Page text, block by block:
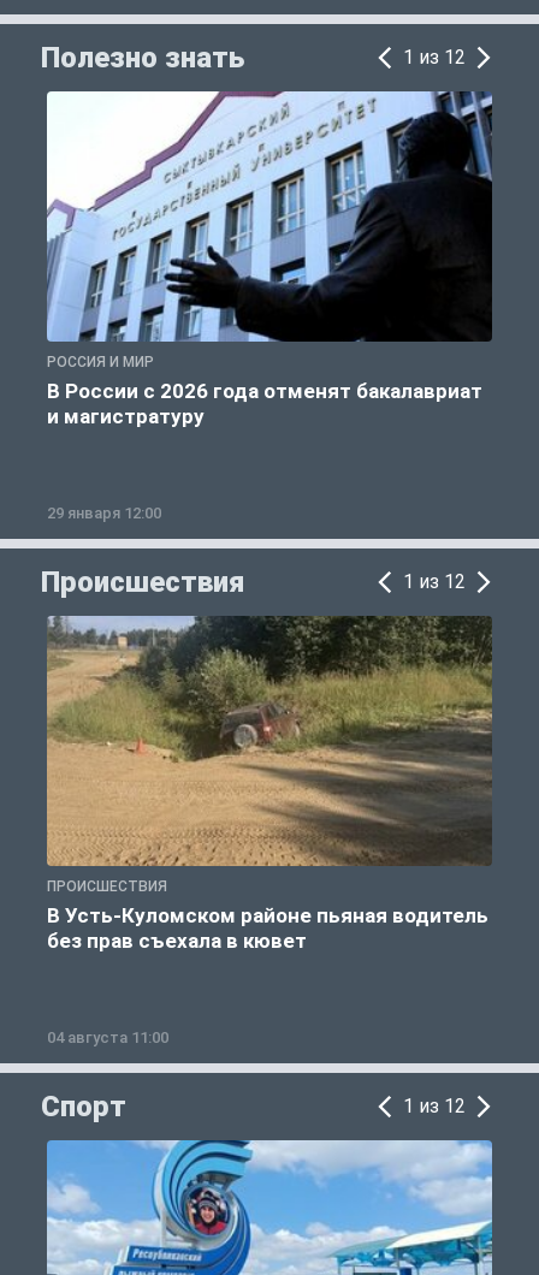
Полезно знать 1 из 12
РОССИЯ И МИР
В России с 2026 года отменят бакалавриат
и магистратуру
29 января 12:00
Происшествия 1 из 12
ПРОИСШЕСТВИЯ
В Усть-Куломском районе пьяная водитель
без прав съехала в кювет
04 августа 11:00
Спорт 1 из 12